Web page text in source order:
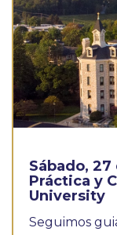
Sábado,
Práctica y
University
Seguimos